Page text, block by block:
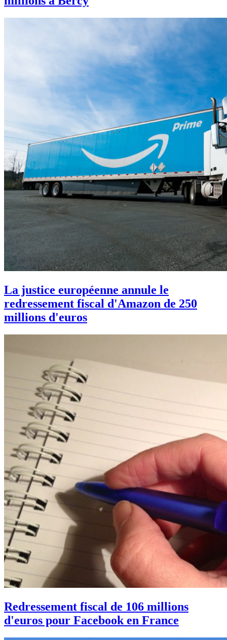
La justice européenne annule le
redressement fiscal d'Amazon de 250
millions d'euros
Redressement fiscal de 106 millions
d'euros pour Facebook en France